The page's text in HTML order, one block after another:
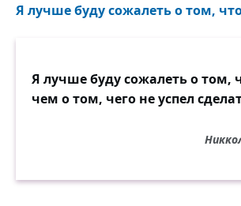
Я лучше буду сожалеть о том,
Я лучше буду сожалеть о том,
чем о том, чего не успел